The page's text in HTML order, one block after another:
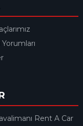
Rent A Car